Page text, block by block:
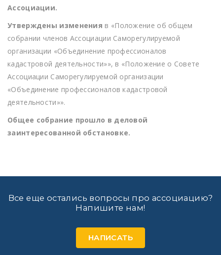
Ассоциации.
Утверждены изменения в «Положение об общем
собрании членов Ассоциации Саморегулируемой
организации «Объединение профессионалов
кадастровой деятельности»», в «Положение о Совете
Ассоциации Саморегулируемой организации
«Объединение профессионалов кадастровой
деятельности»».
Общее собрание прошло в деловой
заинтересованной обстановке.
Все еще остались вопросы про ассоциацию?
Напишите нам!
НАПИСАТЬ